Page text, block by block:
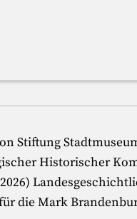
Stiftung
Historischer
die Mark